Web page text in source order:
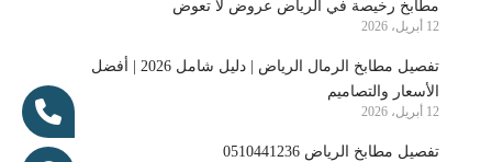
مطابخ رخيصة في الرياض عروض لا تعوض
12 أبريل، 2026
تفصيل مطابخ الرمال الرياض | دليل شامل 2026 | أفضل
الأسعار والتصاميم
12 أبريل، 2026
تفصيل مطابخ الرياض 0510441236